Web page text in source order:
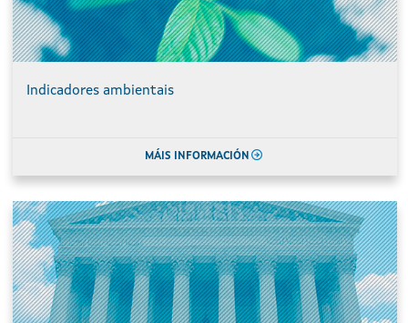
Indicadores ambientais
MÁIS INFORMACIÓN